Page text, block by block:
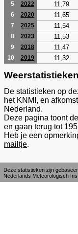
5 2022 11,79
6 2020 11,65
7 2025 11,54
8 2023 11,53
9 2018 11,47
10 2019 11,32
Weerstatistieken
De statistieken op
het KNMI, en
Nederland.
Deze pagina toont
en gaan terug tot
Heb je een
mailtje.
Deze statistieken zijn
Nederlands Meteorologisch